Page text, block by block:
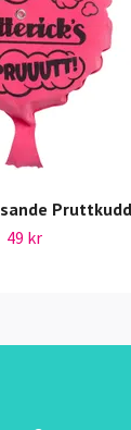
49 kr